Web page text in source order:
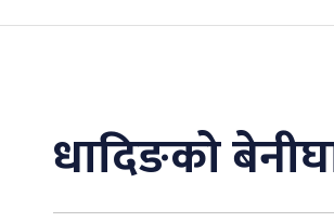
धादिङको